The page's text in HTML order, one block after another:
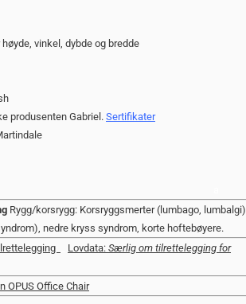
vinkel, dybde og bredde
produsenten Gabriel.Sertifikater
Rygg/korsrygg: Korsryggsmerter (lumbago, lumbalgi)
nedre kryss syndrom, korte hoftebøyere.
Lovdata: Særlig om tilrettelegging for
OPUS Office Chair